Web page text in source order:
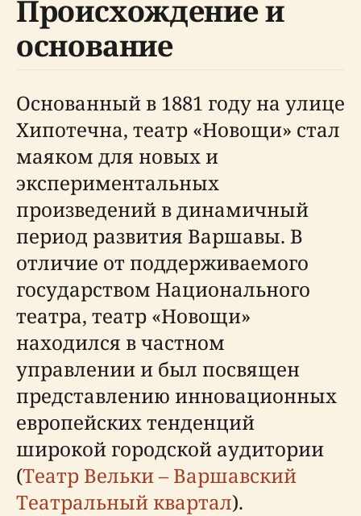
Происхождение и
основание
Основанный в 1881 году на улице
Хипотечна, театр «Новощи» стал
маяком для новых и
экспериментальных
произведений в динамичный
период развития Варшавы. В
отличие от поддерживаемого
государством Национального
театра, театр «Новощи»
находился в частном
управлении и был посвящен
представлению инновационных
европейских тенденций
широкой городской аудитории
(Театр Вельки – Варшавский
Театральный квартал).